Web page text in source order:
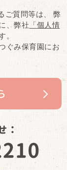
質問等は、
弊
、弊社 「個人情
。
ぐみ保育園にお
：